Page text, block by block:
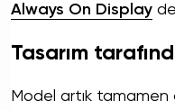
Always On Display
Tasarım
Model artık